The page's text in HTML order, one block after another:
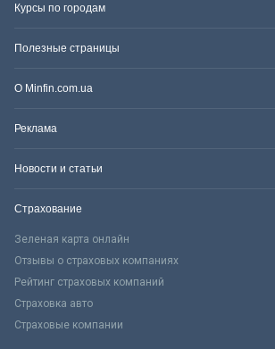
Курсы по городам
Полезные страницы
О Minfin.com.ua
Реклама
Новости и статьи
Страхование
Зеленая карта онлайн
Отзывы о страховых компаниях
Рейтинг страховых компаний
Страховка авто
Страховые компании